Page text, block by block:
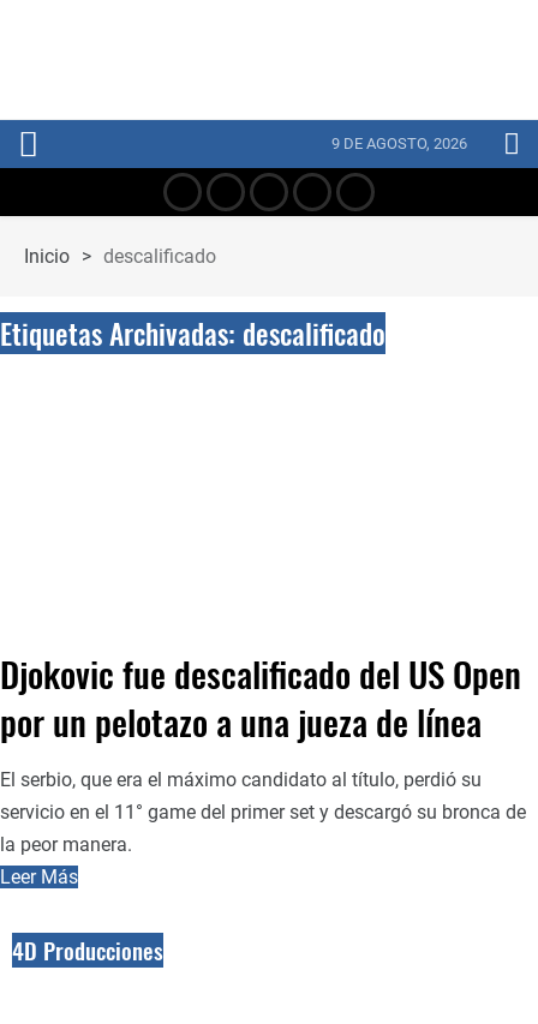
9 DE AGOSTO, 2026
Inicio > descalificado
Etiquetas Archivadas: descalificado
Djokovic fue descalificado del US Open
por un pelotazo a una jueza de línea
El serbio, que era el máximo candidato al título, perdió su
servicio en el 11° game del primer set y descargó su bronca de
la peor manera.
Leer Más
4D Producciones